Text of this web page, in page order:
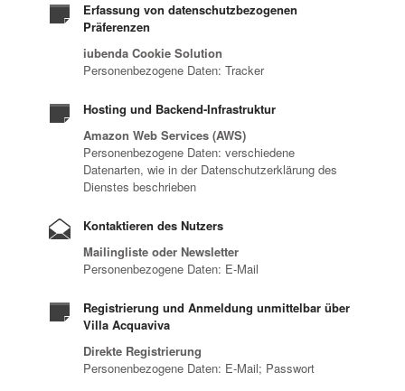
Erfassung von datenschutzbezogenen
Präferenzen
iubenda Cookie Solution
Personenbezogene Daten: Tracker
Hosting und Backend-Infrastruktur
Amazon Web Services (AWS)
Personenbezogene Daten: verschiedene
Datenarten, wie in der Datenschutzerklärung des
Dienstes beschrieben
Kontaktieren des Nutzers
Mailingliste oder Newsletter
Personenbezogene Daten: E-Mail
Registrierung und Anmeldung unmittelbar über
Villa Acquaviva
Direkte Registrierung
Personenbezogene Daten: E-Mail; Passwort